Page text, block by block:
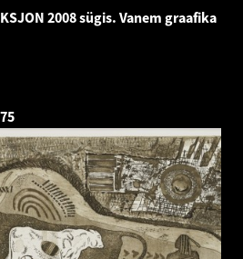
2008 sügis. Vanem graafika